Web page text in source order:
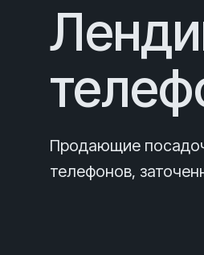
Продающие
телефонов,